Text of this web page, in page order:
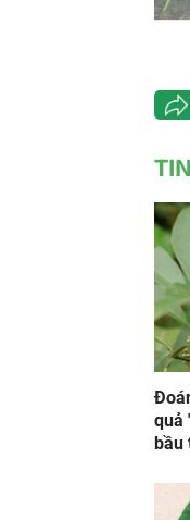
quả
bầu